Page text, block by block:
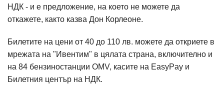
НДК - и е предложение, на което не можете да
откажете, както казва Дон Корлеоне.
Билетите на цени от 40 до 110 лв. можете да откриете в
мрежата на "Ивентим" в цялата страна, включително и
на 84 бензиностанции OMV, касите на EasyPay и
Билетния център на НДК.